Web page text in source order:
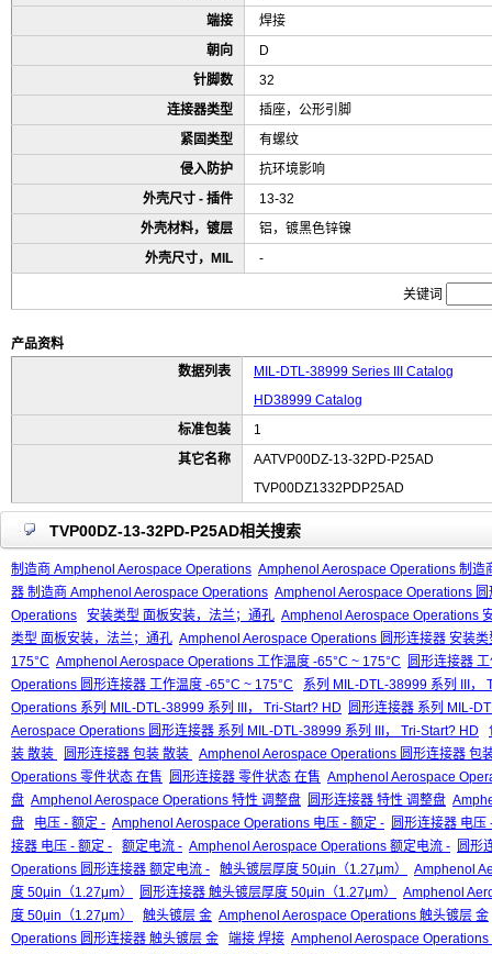
端接
焊接
朝向
D
针脚数
32
连接器类型
插座，公形引脚
紧固类型
有螺纹
侵入防护
抗环境影响
外壳尺寸 - 插件
13-32
外壳材料，镀层
铝，镀黑色锌镍
外壳尺寸，MIL
-
关键词
产品资料
数据列表
MIL-DTL-38999 Series III Catalog
HD38999 Catalog
标准包装
1
其它名称
AATVP00DZ-13-32PD-P25AD
TVP00DZ1332PDP25AD
TVP00DZ-13-32PD-P25AD相关搜索
制造商 Amphenol Aerospace Operations Amphenol Aerospace Operations 制
器 制造商 Amphenol Aerospace Operations Amphenol Aerospace Operations
Operations
安装类型 面板安装，法兰；通孔 Amphenol Aerospace Operations
类型 面板安装，法兰；通孔 Amphenol Aerospace Operations 圆形连接器 安装
175°C Amphenol Aerospace Operations 工作温度 -65°C ~ 175°C
圆形连接器
Operations 圆形连接器 工作温度 -65°C ~ 175°C
系列 MIL-DTL-38999 系列 III，
Operations 系列 MIL-DTL-38999 系列 III， Tri-Start? HD
圆形连接器 系列 MIL-
Aerospace Operations 圆形连接器 系列 MIL-DTL-38999 系列 III， Tri-Start? HD
装 散装
圆形连接器 包装 散装
Amphenol Aerospace Operations 圆形连接器 包
Operations 零件状态 在售
圆形连接器 零件状态 在售 Amphenol Aerospace
盘 Amphenol Aerospace Operations 特性 调整盘 圆形连接器 特性 调整盘
盘
电压 - 额定 - Amphenol Aerospace Operations 电压 - 额定 - 圆形连接器 电压
接器 电压 - 额定 -
额定电流 - Amphenol Aerospace Operations 额定电流 - 圆形
Operations 圆形连接器 额定电流 -
触头镀层厚度 50μin（1.27μm）
Amphenol
度 50μin（1.27μm）
圆形连接器 触头镀层厚度 50μin（1.27μm）
Amphenol
度 50μin（1.27μm）
触头镀层 金 Amphenol Aerospace Operations 触头镀层 金
Operations 圆形连接器 触头镀层 金
端接 焊接 Amphenol Aerospace Operations